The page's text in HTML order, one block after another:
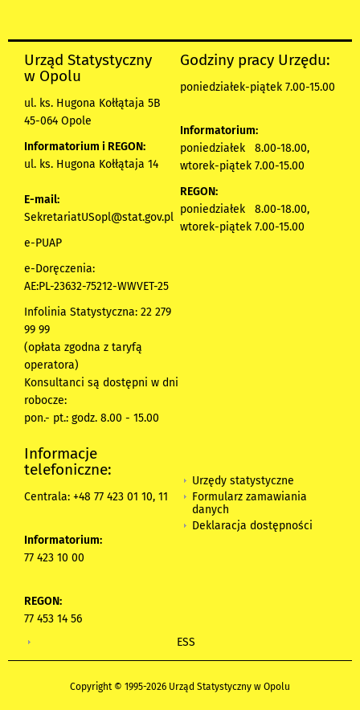
Urząd Statystyczny
w Opolu
ul. ks. Hugona Kołłątaja 5B
45-064 Opole
Informatorium i REGON:
ul. ks. Hugona Kołłątaja 14
E-mail:
SekretariatUSopl@stat.gov.pl
e-PUAP
e-Doręczenia:
AE:PL-23632-75212-WWVET-25
Infolinia Statystyczna: 22 279
99 99
(opłata zgodna z taryfą
operatora)
Konsultanci są dostępni w dni
robocze:
pon.- pt.: godz. 8.00 - 15.00
Godziny pracy Urzędu:
poniedziałek-piątek 7.00-15.00
Informatorium:
poniedziałek 8.00-18.00,
wtorek-piątek 7.00-15.00
REGON:
poniedziałek 8.00-18.00,
wtorek-piątek 7.00-15.00
Informacje
telefoniczne:
Centrala: +48 77 423 01 10, 11
Informatorium:
77 423 10 00
REGON:
77 453 14 56
Urzędy statystyczne
Formularz zamawiania
danych
Deklaracja dostępności
ESS
Copyright © 1995-2026 Urząd Statystyczny w Opolu